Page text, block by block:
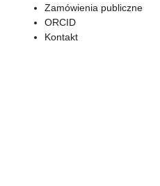
Zamówienia publiczne
ORCID
Kontakt